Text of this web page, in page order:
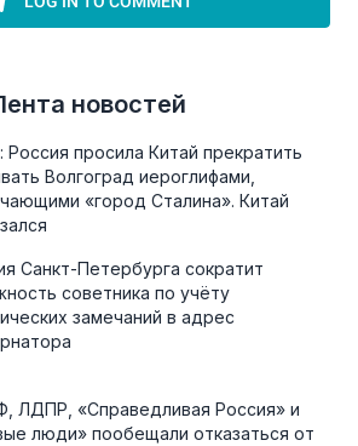
новостей
просила Китай прекратить
Волгоград иероглифами,
«город Сталина». Китай
Санкт-Петербурга сократит
советника по учёту
замечаний в адрес
ЛДПР, «Справедливая Россия» и
люди» пообещали отказаться от